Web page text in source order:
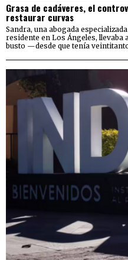
Grasa de cadáveres, el
restaurar curvas
Sandra, una abogada
residente en Los Ángeles,
busto —desde que tenía